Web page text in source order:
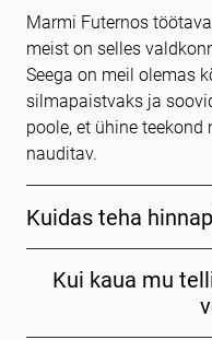
Marmi Futernos
meist on selles
Seega on meil olemas
silmapaistvaks ja
poole, et ühine
nauditav.
Kuidas teha
Kui kaua mu